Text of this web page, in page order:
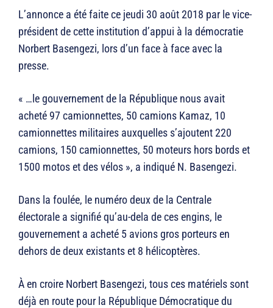
L’annonce a été faite ce jeudi 30 août 2018 par le vice-
président de cette institution d’appui à la démocratie
Norbert Basengezi, lors d’un face à face avec la
presse.
« …le gouvernement de la République nous avait
acheté 97 camionnettes, 50 camions Kamaz, 10
camionnettes militaires auxquelles s’ajoutent 220
camions, 150 camionnettes, 50 moteurs hors bords et
1500 motos et des vélos », a indiqué N. Basengezi.
Dans la foulée, le numéro deux de la Centrale
électorale a signifié qu’au-dela de ces engins, le
gouvernement a acheté 5 avions gros porteurs en
dehors de deux existants et 8 hélicoptères.
À en croire Norbert Basengezi, tous ces matériels sont
déjà en route pour la République Démocratique du